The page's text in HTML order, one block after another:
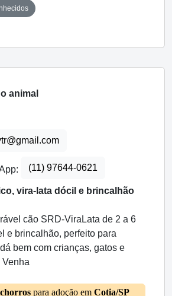
animal
(11) 97644-0621
vira-lata dócil e brincalhão
cão SRD-ViraLata de 2 a 6
e brincalhão, perfeito para
bem com crianças, gatos e
para adoção em Cotia/SP